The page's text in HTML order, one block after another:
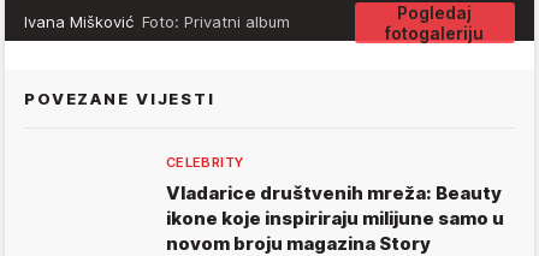
Pogledaj
fotogaleriju
Ivana Mišković Foto: Privatni album
POVEZANE VIJESTI
CELEBRITY
Vladarice društvenih mreža: Beauty
ikone koje inspiriraju milijune samo u
novom broju magazina Story